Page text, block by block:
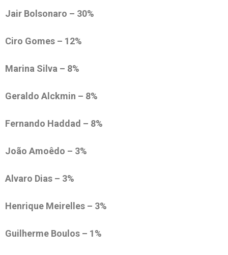
Jair Bolsonaro – 30%
Ciro Gomes – 12%
Marina Silva – 8%
Geraldo Alckmin – 8%
Fernando Haddad – 8%
João Amoêdo – 3%
Alvaro Dias – 3%
Henrique Meirelles – 3%
Guilherme Boulos – 1%